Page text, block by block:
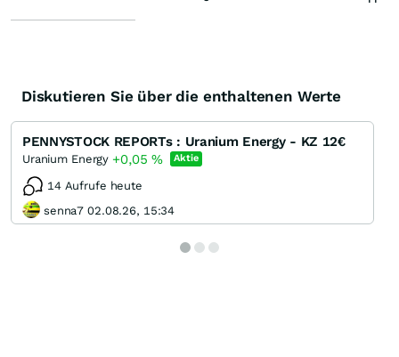
Diskutieren Sie über die enthaltenen Werte
PENNYSTOCK REPORTs : Uranium Energy - KZ 12€
Uranium Energy +0,05% Aktie
14 Aufrufe heute
senna7 02.08.26, 15:34